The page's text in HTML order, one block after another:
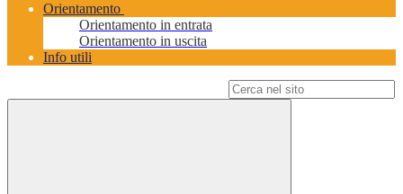
Orientamento
Orientamento in entrata
Orientamento in uscita
Info utili